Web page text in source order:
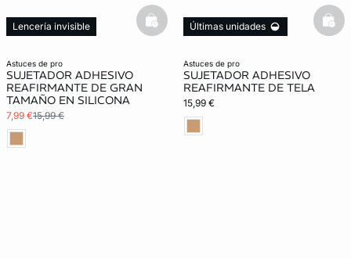
astuces de pro
SUJETADOR ADHESIVO
REAFIRMANTE DE GRAN
TAMAÑO EN SILICONA
7,99 €15,99 €
Lencería invisible basketfull
astuces de pro
SUJETADOR ADHESIVO
REAFIRMANTE DE TELA
15,99 €
Últimas unidades